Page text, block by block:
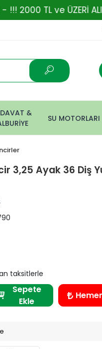
ÜZERİ
&
SU MOTORLARI
3,25 Ayak 36 Diş
taksitlerle
Sepete
Ekle